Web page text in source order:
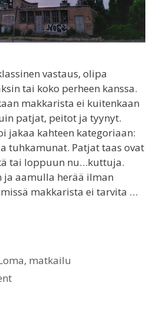
vastaus, olipa
tai koko perheen kanssa.
makkarista ei kuitenkaan
patjat, peitot ja tyynyt.
jakaa kahteen kategoriaan:
tuhkamunat. Patjat taas ovat
tai loppuun nu…kuttuja.
ja aamulla herää ilman
makkarista ei tarvita …
, matkailu